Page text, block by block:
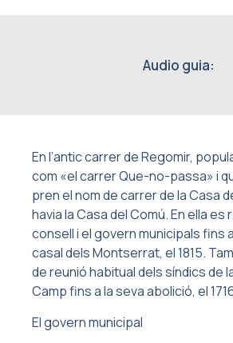
Audio guia:
En l’antic carrer de Regomir,
com «el carrer Que-no-passa» i
pren el nom de carrer de la Casa
havia la Casa del Comú. En ella es
consell i el govern municipals fins
casal dels Montserrat, el 1815.
de reunió habitual dels síndics de
Camp fins a la seva abolició, el
El govern municipal